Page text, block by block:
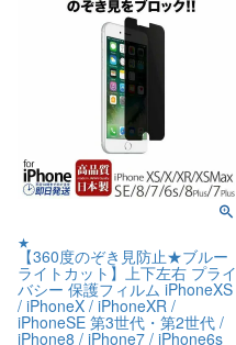
★
【360度のぞき見防止★ブルー
ライトカット】上下左右 プライ
バシー 保護フィルム iPhoneXS
/ iPhoneX / iPhoneXR /
iPhoneSE 第3世代・第2世代 /
iPhone8 / iPhone7 / iPhone6s